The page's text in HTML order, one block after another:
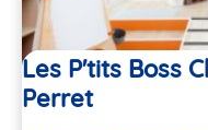
Les P'tits Boss
Perret